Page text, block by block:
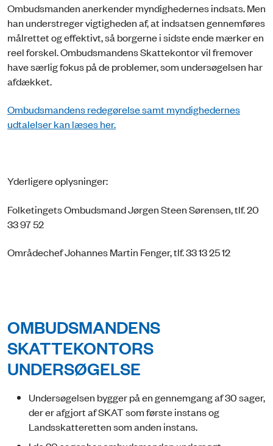
Ombudsmanden anerkender myndighedernes indsats. Men
han understreger vigtigheden af, at indsatsen gennemføres
målrettet og effektivt, så borgerne i sidste ende mærker en
reel forskel. Ombudsmandens Skattekontor vil fremover
have særlig fokus på de problemer, som undersøgelsen har
afdækket.
Ombudsmandens redegørelse samt myndighedernes
udtalelser kan læses her.
Yderligere oplysninger:
Folketingets Ombudsmand Jørgen Steen Sørensen, tlf. 20
33 97 52
Områdechef Johannes Martin Fenger, tlf. 33 13 25 12
OMBUDSMANDENS
SKATTEKONTORS
UNDERSØGELSE
Undersøgelsen bygger på en gennemgang af 30 sager,
der er afgjort af SKAT som første instans og
Landsskatteretten som anden instans.